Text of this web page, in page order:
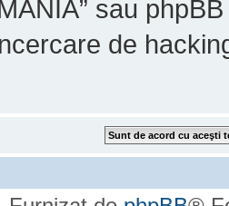
sau
de